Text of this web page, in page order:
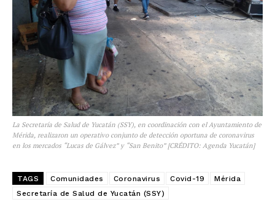
La Secretaría de Salud de Yucatán (SSY), en coordinación con el Ayuntamiento de
Mérida, realizaron un operativo conjunto de detección oportuna de coronavirus
en los mercados “Lucas de Gálvez” y “San Benito” [CRÉDITO: Agenda Yucatán]
TAGS Comunidades Coronavirus Covid-19
Mérida
Secretaría de Salud de Yucatán (SSY)